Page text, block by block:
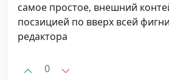
самое простое, внешний
посзицией по вверх всей
редактора
0